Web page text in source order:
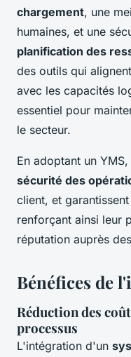
chargement, une
humaines, et une
planification des
des outils qui
avec les capacités
essentiel pour
le secteur.
En adoptant un
sécurité des
client, et
renforçant ainsi leur
réputation auprès
Bénéfices de
Réduction des
processus
L'intégration d'un